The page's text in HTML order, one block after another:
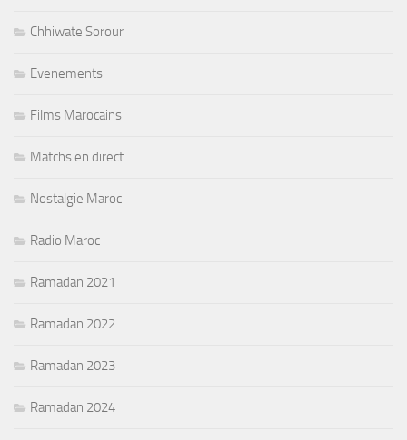
Chhiwate Sorour
Evenements
Films Marocains
Matchs en direct
Nostalgie Maroc
Radio Maroc
Ramadan 2021
Ramadan 2022
Ramadan 2023
Ramadan 2024